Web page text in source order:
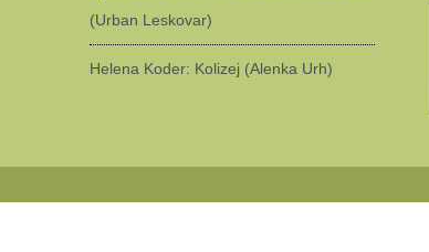
(Urban Leskovar)
Helena Koder: Kolizej (Alenka Urh)